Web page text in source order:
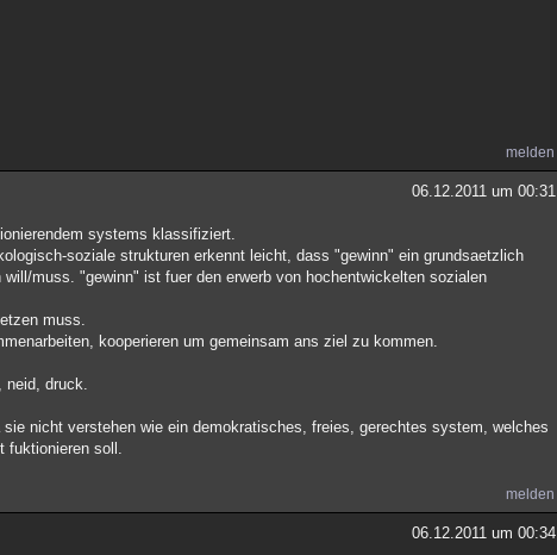
melden
06.12.2011 um 00:31
systems klassifiziert.
soziale strukturen erkennt leicht, dass "gewinn" ein grundsaetzlich
muss. "gewinn" ist fuer den erwerb von hochentwickelten sozialen
muss.
kooperieren um gemeinsam ans ziel zu kommen.
neid, druck.
nicht verstehen wie ein demokratisches, freies, gerechtes system, welches
fuktionieren soll.
melden
06.12.2011 um 00:34